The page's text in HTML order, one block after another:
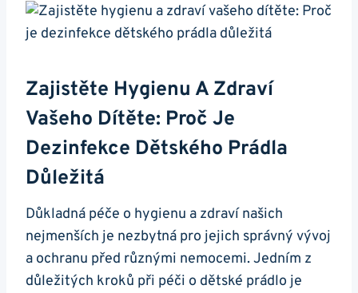
Zajistěte Hygienu A Zdraví
Vašeho Dítěte: Proč Je
Dezinfekce Dětského Prádla
Důležitá
Důkladná péče o hygienu a zdraví našich
nejmenších je nezbytná pro jejich správný vývoj
a ochranu před různými nemocemi. Jedním z
důležitých kroků při péči o dětské prádlo je